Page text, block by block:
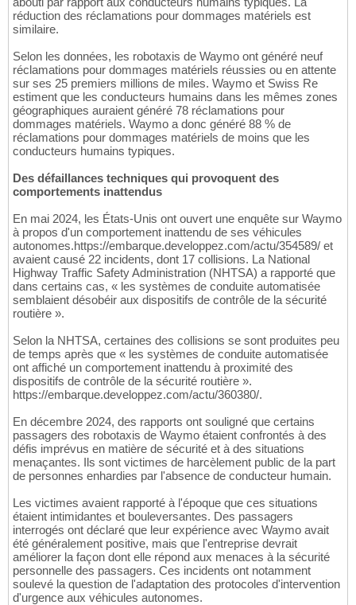
réduction des réclamations pour dommages matériels est
similaire.
Selon les données, les robotaxis de Waymo ont généré neuf
réclamations pour dommages matériels réussies ou en attente
sur ses 25 premiers millions de miles. Waymo et Swiss Re
estiment que les conducteurs humains dans les mêmes zones
géographiques auraient généré 78 réclamations pour
dommages matériels. Waymo a donc généré 88 % de
réclamations pour dommages matériels de moins que les
conducteurs humains typiques.
Des défaillances techniques qui provoquent des
comportements inattendus
En mai 2024, les États-Unis ont ouvert une enquête sur Waymo
à propos d'un comportement inattendu de ses véhicules
autonomes.https://embarque.developpez.com/actu/354589/ et
avaient causé 22 incidents, dont 17 collisions. La National
Highway Traffic Safety Administration (NHTSA) a rapporté que
dans certains cas, « les systèmes de conduite automatisée
semblaient désobéir aux dispositifs de contrôle de la sécurité
routière ».
Selon la NHTSA, certaines des collisions se sont produites peu
de temps après que « les systèmes de conduite automatisée
ont affiché un comportement inattendu à proximité des
dispositifs de contrôle de la sécurité routière ».
https://embarque.developpez.com/actu/360380/.
En décembre 2024, des rapports ont souligné que certains
passagers des robotaxis de Waymo étaient confrontés à des
défis imprévus en matière de sécurité et à des situations
menaçantes. Ils sont victimes de harcèlement public de la part
de personnes enhardies par l'absence de conducteur humain.
Les victimes avaient rapporté à l'époque que ces situations
étaient intimidantes et bouleversantes. Des passagers
interrogés ont déclaré que leur expérience avec Waymo avait
été généralement positive, mais que l'entreprise devrait
améliorer la façon dont elle répond aux menaces à la sécurité
personnelle des passagers. Ces incidents ont notamment
soulevé la question de l'adaptation des protocoles d'intervention
d'urgence aux véhicules autonomes.